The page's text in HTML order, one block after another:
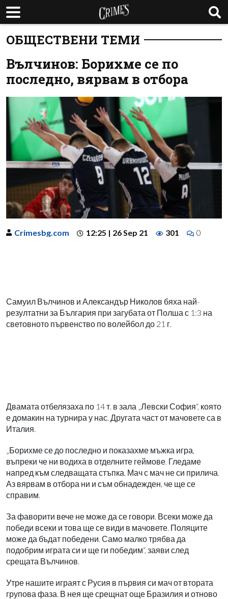
ОБЩЕСТВЕНИ ТЕМИ
Вълчинов: Борихме се по
последно, вярвам в отбора
Crimesbg.com 12:25 | 26 Sep 21 301 0
Самуил Вълчинов и Александър Николов бяха най-
резултатни за България при загубата от Полша с 1:3 на
световното първенство по волейбол до 21 г.
Двамата отбелязаха по 14 т. в зала „Левски София“, която
е домакин на турнира у нас. Другата част от мачовете са в
Италия.
„Борихме се до последно и показахме мъжка игра,
въпреки че ни водиха в отделните геймове. Гледаме
напред към следващата стъпка. Мач с мач не си прилича.
Аз вярвам в отбора ни и съм обнадежден, че ще се
справим.
За фаворити вече не може да се говори. Всеки може да
победи всеки и това ще се види в мачовете. Поляците
може да бъдат победени. Само малко трябва да
подобрим играта си и ще ги победим“, заяви след
срещата Вълчинов.
Утре нашите играят с Русия в първия си мач от втората
групова фаза. В нея ще срещнат още Бразилия и отново